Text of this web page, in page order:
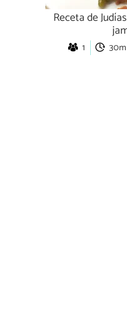
Receta de
1 30m